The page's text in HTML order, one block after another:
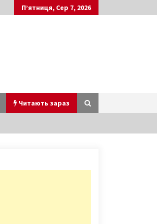
П’ятниця, Сер 7, 2026
Читають зараз